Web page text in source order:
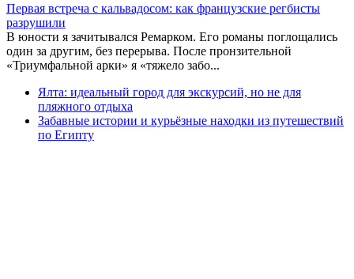
Первая встреча с кальвадосом: как французские регбисты
разрушили
В юности я зачитывался Ремарком. Его романы поглощались
один за другим, без перерыва. После пронзительной
«Триумфальной арки» я «тяжело забо...
Ялта: идеальный город для экскурсий, но не для
пляжного отдыха
Забавные истории и курьёзные находки из путешествий
по Египту